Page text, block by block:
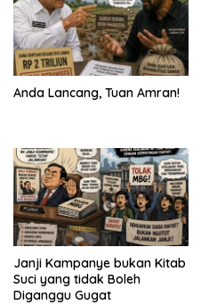
Anda Lancang, Tuan Amran!
Janji Kampanye bukan Kitab
Suci yang tidak Boleh
Diganggu Gugat